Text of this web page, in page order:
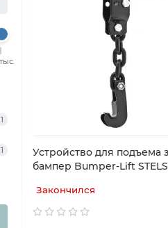
1
1
Устройство для подъема
бампер Bumper-Lift STELS
Закончился